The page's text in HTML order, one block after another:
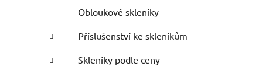
Obloukové skleníky
Příslušenství ke skleníkům
Skleníky podle ceny